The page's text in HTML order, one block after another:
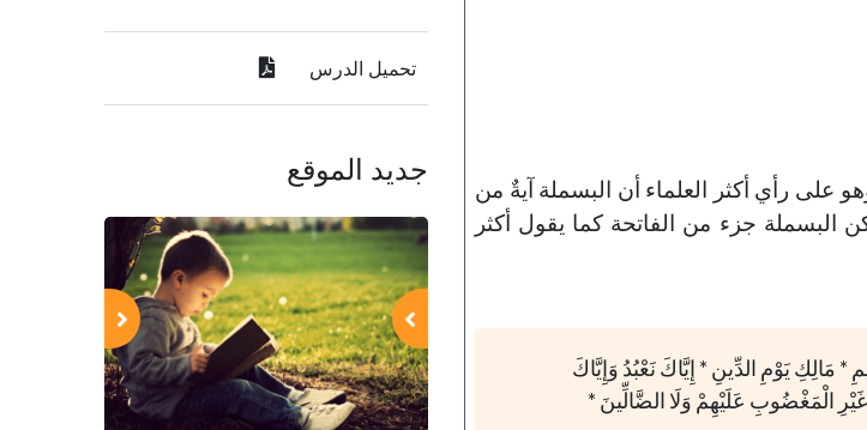
على رأي أكثر العلماء أن البسملة آيةٌ من
البسملة جزء من الفاتحة كما يقول أكثر
مَالِكِ يَوْمِ الدِّينِ * إِيَّاكَ نَعْبُدُ وَإِيَّاكَ
الْمَغْضُوبِ عَلَيْهِمْ وَلَا الضَّالِّينَ *
تحميل الدرس
جديد الموقع